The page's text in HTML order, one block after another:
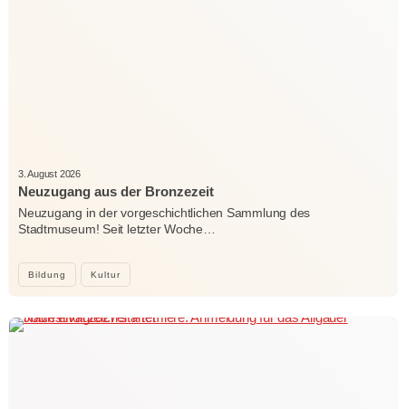
Bildung Kultur
3. August 2026
Neuzugang aus der Bronzezeit
Neuzugang in der vorgeschichtlichen Sammlung des
Stadtmuseum! Seit letzter Woche…